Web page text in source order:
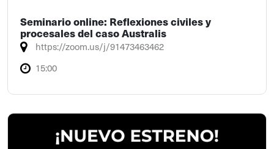
Seminario online: Reflexiones civiles y
procesales del caso Australis
https://zoom.us/j/91473463462
15:00